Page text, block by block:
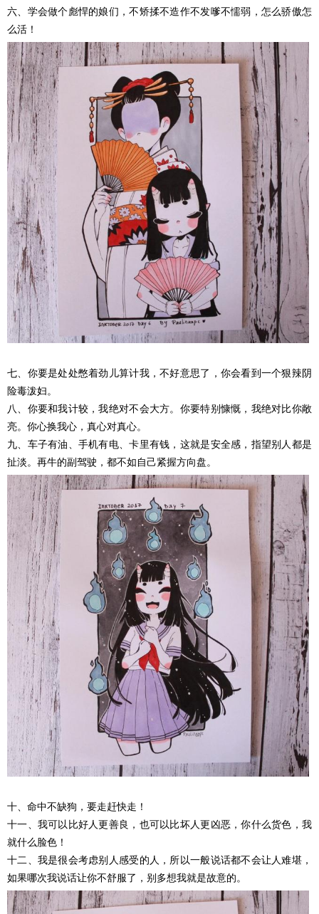
六、学会做个彪悍的娘们，不矫揉不造作不发嗲不懦弱，怎么骄傲怎
么活！
七、你要是处处憋着劲儿算计我，不好意思了，你会看到一个狠辣阴
险毒泼妇。
八、你要和我计较，我绝对不会大方。你要特别慷慨，我绝对比你敞
亮。你心换我心，真心对真心。
九、车子有油、手机有电、卡里有钱，这就是安全感，指望别人都是
扯淡。再牛的副驾驶，都不如自己紧握方向盘。
十、命中不缺狗，要走赶快走！
十一、我可以比好人更善良，也可以比坏人更凶恶，你什么货色，我
就什么脸色！
十二、我是很会考虑别人感受的人，所以一般说话都不会让人难堪，
如果哪次我说话让你不舒服了，别多想我就是故意的。